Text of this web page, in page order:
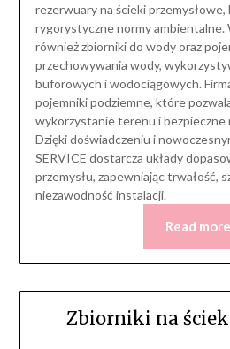
rezerwuary na ścieki przemysłowe,
rygorystyczne normy ambientalne.
również zbiorniki do wody oraz
przechowywania wody,
buforowych i wodociągowych.
pojemniki podziemne, które
wykorzystanie terenu i bezpieczne
Dzięki doświadczeniu i
SERVICE dostarcza układy
przemysłu, zapewniając trwałość,
niezawodność instalacji.
Read more
Zbiorniki na